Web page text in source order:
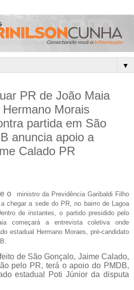
▼
PR de João Maia
Morais
partida em São
anuncia apoio a
Calado PR
o
ministro da Previdência Garibaldi Filho
chegar a sede do PR, no bairro de Lagoa
de instantes, o partido presidido pelo
começará a entrevista coletiva onde
estadual Hermano Moraes, pré-candidato
de São Gonçalo, Jaime Calado,
pelo PR, terá o apoio do PMDB,
estadual Poti Júnior da disputa